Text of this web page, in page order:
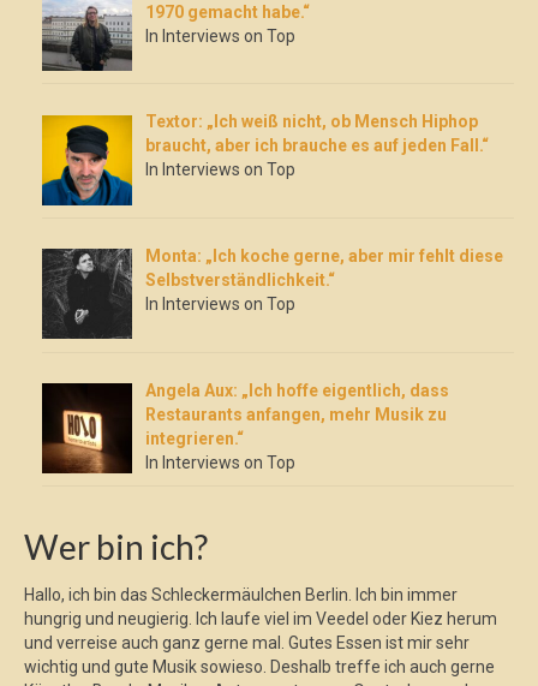
1970 gemacht habe.“
In Interviews on Top
Textor: „Ich weiß nicht, ob Mensch Hiphop
braucht, aber ich brauche es auf jeden Fall.“
In Interviews on Top
Monta: „Ich koche gerne, aber mir fehlt diese
Selbstverständlichkeit.“
In Interviews on Top
Angela Aux: „Ich hoffe eigentlich, dass
Restaurants anfangen, mehr Musik zu
integrieren.“
In Interviews on Top
Wer bin ich?
Hallo, ich bin das Schleckermäulchen Berlin. Ich bin immer
hungrig und neugierig. Ich laufe viel im Veedel oder Kiez herum
und verreise auch ganz gerne mal. Gutes Essen ist mir sehr
wichtig und gute Musik sowieso. Deshalb treffe ich auch gerne